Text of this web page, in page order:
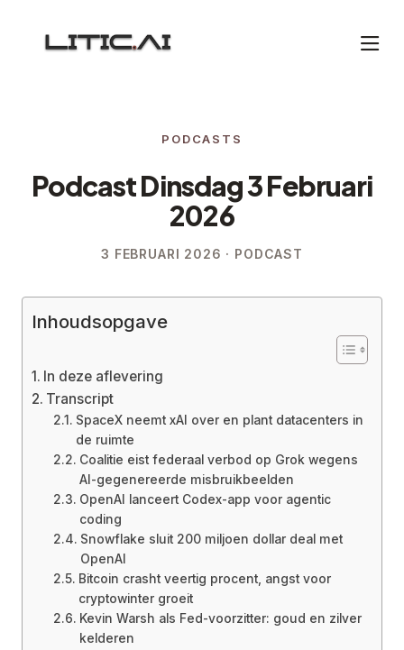
PODCASTS
Podcast Dinsdag 3 Februari
2026
3 FEBRUARI 2026 · PODCAST
Inhoudsopgave
In deze aflevering
Transcript
SpaceX neemt xAI over en plant datacenters in
de ruimte
Coalitie eist federaal verbod op Grok wegens
AI-gegenereerde misbruikbeelden
OpenAI lanceert Codex-app voor agentic
coding
Snowflake sluit 200 miljoen dollar deal met
OpenAI
Bitcoin crasht veertig procent, angst voor
cryptowinter groeit
Kevin Warsh als Fed-voorzitter: goud en zilver
kelderen